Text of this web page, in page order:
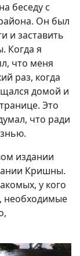
беседу с
Он был
и заставить
Когда я
что меня
раз, когда
домой и
Это
что ради
издании
Кришны.
у кого
необходимые